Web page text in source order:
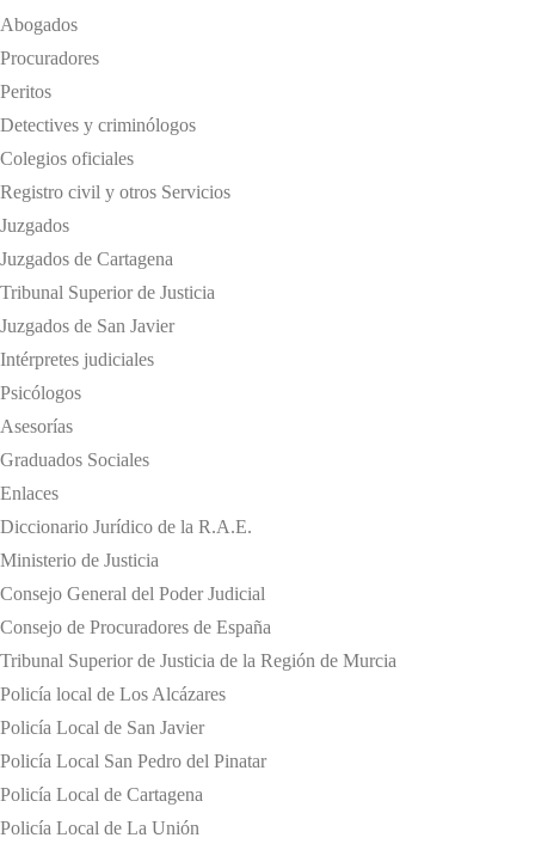
Abogados
Procuradores
Peritos
Detectives y criminólogos
Colegios oficiales
Registro civil y otros Servicios
Juzgados
Juzgados de Cartagena
Tribunal Superior de Justicia
Juzgados de San Javier
Intérpretes judiciales
Psicólogos
Asesorías
Graduados Sociales
Enlaces
Diccionario Jurídico de la R.A.E.
Ministerio de Justicia
Consejo General del Poder Judicial
Consejo de Procuradores de España
Tribunal Superior de Justicia de la Región de Murcia
Policía local de Los Alcázares
Policía Local de San Javier
Policía Local San Pedro del Pinatar
Policía Local de Cartagena
Policía Local de La Unión